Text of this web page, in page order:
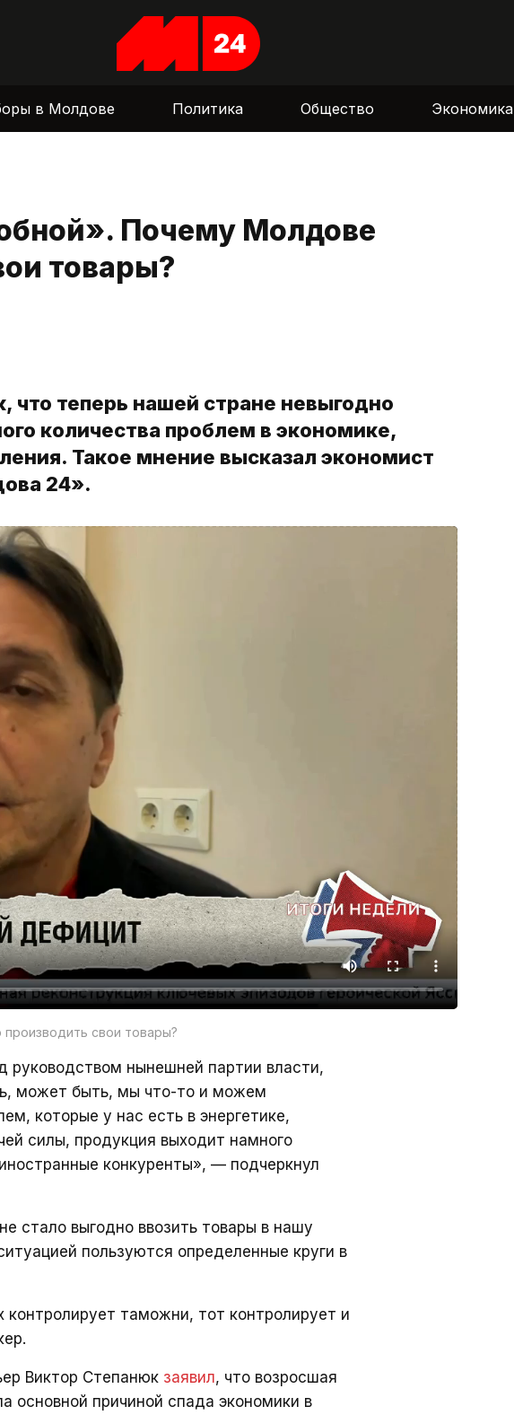
в Молдове Политика Общество Экономика
Почему Молдове
товары?
что теперь нашей стране невыгодно
количества проблем в экономике,
Такое мнение высказал экономист
24».
свои товары?
руководством нынешней партии власти,
может быть, мы что-то и можем
которые у нас есть в энергетике,
силы, продукция выходит намного
конкуренты», — подчеркнул
стало выгодно ввозить товары в нашу
пользуются определенные круги в
контролирует таможни, тот контролирует и
Виктор Степанюк заявил, что возросшая
основной причиной спада экономики в